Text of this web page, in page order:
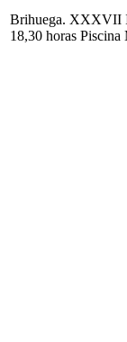
Brihuega. XXXVII
18,30 horas